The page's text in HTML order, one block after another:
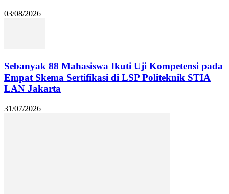
03/08/2026
Sebanyak 88 Mahasiswa Ikuti Uji Kompetensi pada
Empat Skema Sertifikasi di LSP Politeknik STIA
LAN Jakarta
31/07/2026